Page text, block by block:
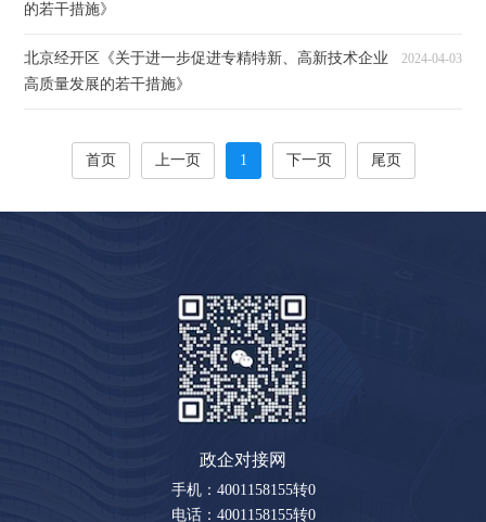
的若干措施》
北京经开区《关于进一步促进专精特新、高新技术企业
高质量发展的若干措施》
2024-04-03
首页 上一页 1 下一页 尾页
政企对接网
手机：4001158155转0
电话：4001158155转0